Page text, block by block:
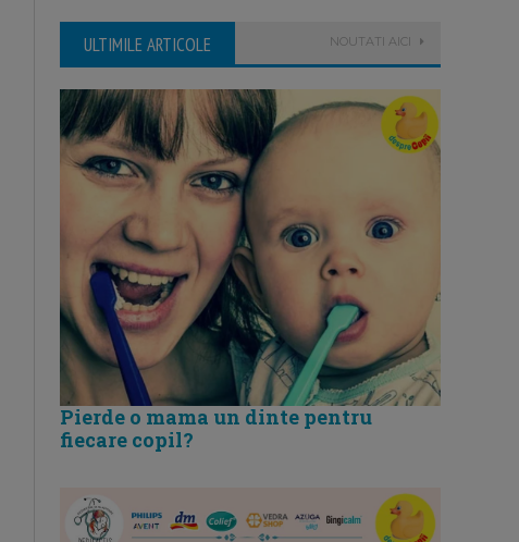
ULTIMILE ARTICOLE NOUTATI AICI
Pierde o mama un dinte pentru
fiecare copil?